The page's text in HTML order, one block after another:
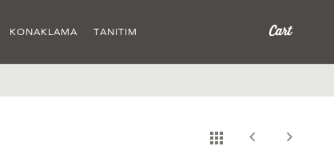
KONAKLAMA TANITIM